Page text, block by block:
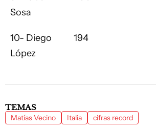
Sosa
10- Diego
López
194
TEMAS
Matías Vecino Italia cifras record